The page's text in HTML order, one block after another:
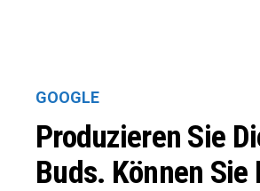
GOOGLE
Produzieren Sie
Buds. Können Sie